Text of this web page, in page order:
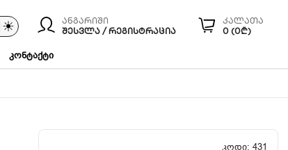
კალათა
0 (0₾)
ანგარიში
ᲨᲔᲡᲕᲚᲐ / ᲠᲔᲒᲘᲡᲢᲠᲐᲪᲘᲐ
☀
კონტაქტი
კოდი: 431